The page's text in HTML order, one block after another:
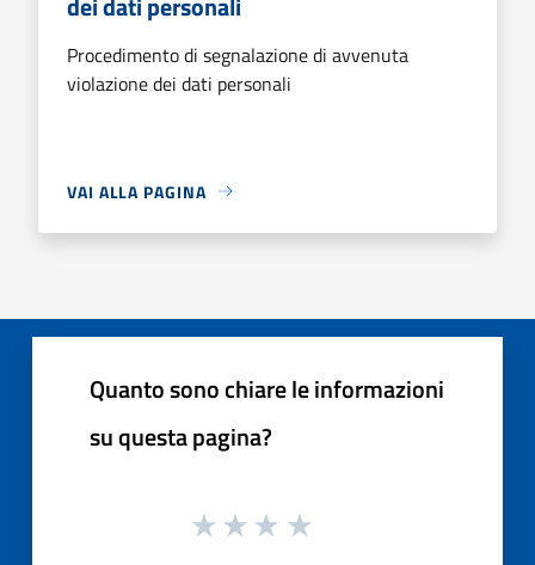
Procedimento di segnalazione di avvenuta
violazione dei dati personali
VAI ALLA PAGINA
Quanto sono chiare le informazioni
su questa pagina?